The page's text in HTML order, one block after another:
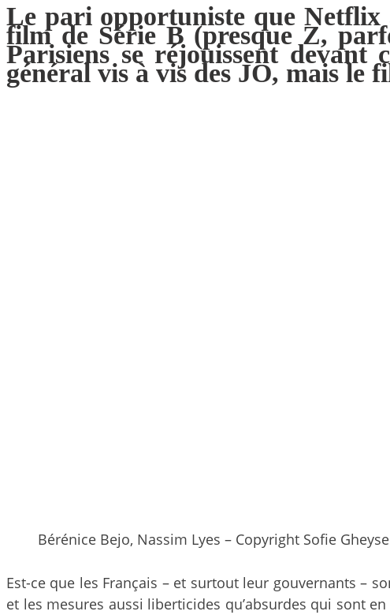
Le pari opportuniste que Netflix
film de Série B (presque Z,
Parisiens se réjouissent devant
général vis à vis des JO, mais le
Bérénice Bejo, Nassim Lyes – Copyright Sofie
Est-ce que les Français – et surtout leur gouvernants –
et les mesures aussi liberticides qu’absurdes qui sont